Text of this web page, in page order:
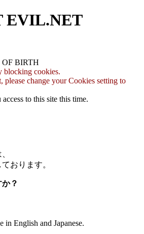
EVIL.NET
BIRTH
blocking cookies.
please change your Cookies setting to
to this site this time.
おります。
？
English and Japanese.